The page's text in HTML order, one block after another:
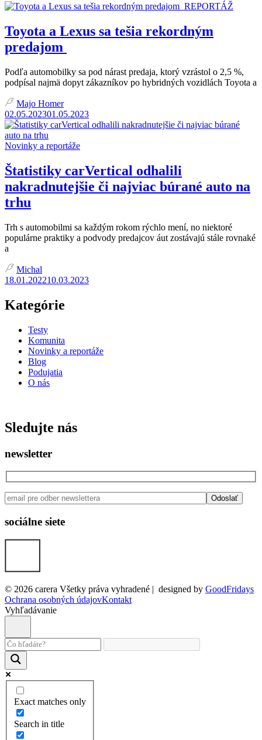
REPORTÁŽ
Toyota a Lexus sa tešia rekordným
predajom
Podľa automobilky sa pod nárast predaja, ktorý vzrástol o 2,5 %,
podpísal najmä dopyt zákazníkov po hybridných vozidlách Toyota a
Majo Homer
02.05.202301.05.2023
Novinky a reportáže
Štatistiky carVertical odhalili
nakradnutejšie či najviac búrané auto na
trhu
Trh s automobilmi sa každým rokom rýchlo mení, no niektoré
populárne praktiky a podvody predajcov áut zostávajú stále rovnaké
a
Michal
18.01.202210.03.2023
Kategórie
Testy
Komunita
Novinky a reportáže
Blog
Podujatia
O nás
Sledujte nás
newsletter
sociálne siete
© 2026 carera Všetky práva vyhradené | designed by GoodFridays
Ochrana osobných údajovKontakt
Vyhľadávanie
Exact matches only
Search in title